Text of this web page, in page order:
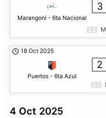
Marangoni - 6ta Nacional
3
18 Oct 2025
Puertos - 6ta Azul
2
4 Oct 2025